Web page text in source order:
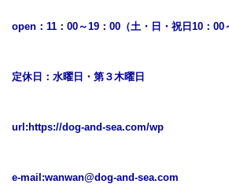
open：11：00～19：00（土・日・祝日10：00
定休日：水曜日・第３木曜日
url: https://dog-and-sea.com/wp
e-mail:wanwan@dog-and-sea.com